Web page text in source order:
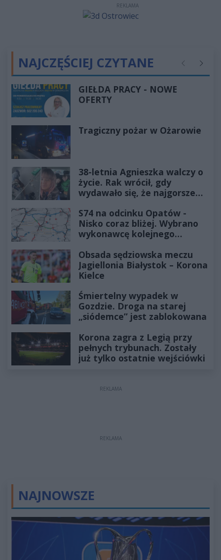
REKLAMA
NAJCZĘŚCIEJ CZYTANE Poprzednie
GIEŁDA PRACY - NOWE
OFERTY
Tragiczny pożar w Ożarowie
38-letnia Agnieszka walczy o
życie. Rak wrócił, gdy
wydawało się, że najgorsze
S74 na odcinku Opatów -
Nisko coraz bliżej. Wybrano
wykonawcę kolejnego
Obsada sędziowska meczu
Jagiellonia Białystok – Korona
Kielce
Śmiertelny wypadek w
Gozdzie. Droga na starej
„siódemce” jest zablokowana
Korona zagra z Legią przy
pełnych trybunach. Zostały
już tylko ostatnie wejściówki
REKLAMA
REKLAMA
NAJNOWSZE